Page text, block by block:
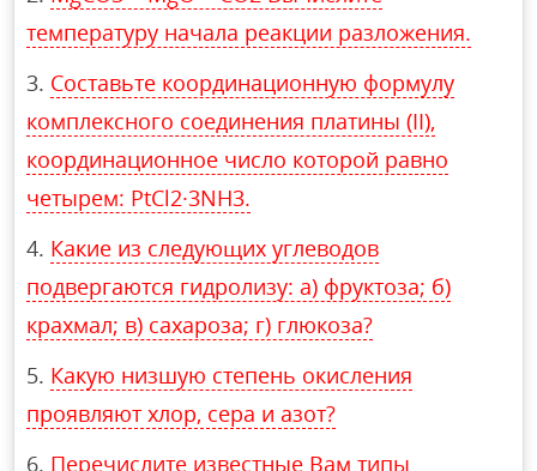
температуру начала реакции разложения.
Составьте координационную формулу
комплексного соединения платины (II),
координационное число которой равно
четырем: PtCl2·3NH3.
Какие из следующих углеводов
подвергаются гидролизу: а) фруктоза; б)
крахмал; в) сахароза; г) глюкоза?
Какую низшую степень окисления
проявляют хлор, сера и азот?
Перечислите известные Вам типы